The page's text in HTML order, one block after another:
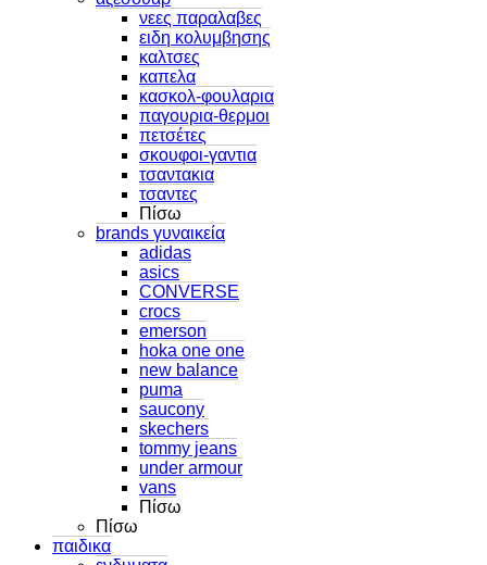
νεες παραλαβες
ειδη κολυμβησης
καλτσες
καπελα
κασκολ-φουλαρια
παγουρια-θερμοι
πετσέτες
σκουφοι-γαντια
τσαντακια
τσαντες
Πίσω
brands γυναικεία
adidas
asics
CONVERSE
crocs
emerson
hoka one one
new balance
puma
saucony
skechers
tommy jeans
under armour
vans
Πίσω
Πίσω
παιδικα